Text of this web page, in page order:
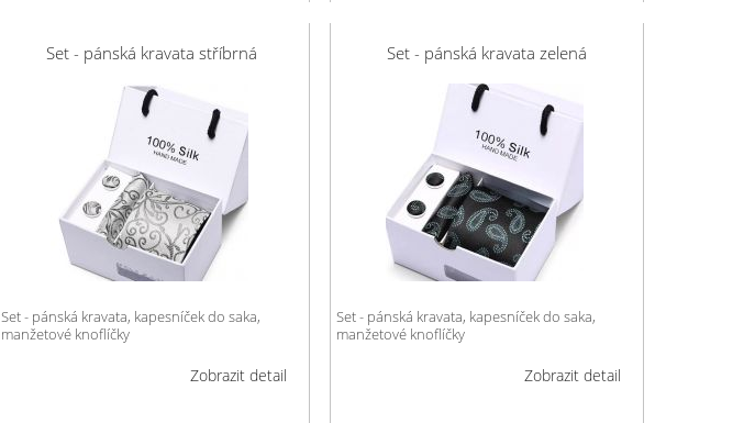
Set - pánská kravata stříbrná
Set - pánská kravata, kapesníček do saka,
manžetové knoflíčky
Zobrazit detail
Set - pánská kravata zelená
Set - pánská kravata, kapesníček do saka,
manžetové knoflíčky
Zobrazit detail